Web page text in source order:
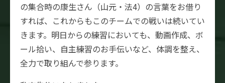
の集合時の康生さん（山元・法4）の言葉をお借り
すれば、これからもこのチームでの戦いは続いてい
きます。明日からの練習においても、動画作成、ボ
ール拾い、自主練習のお手伝いなど、体調を整え、
全力で取り組んで参ります。